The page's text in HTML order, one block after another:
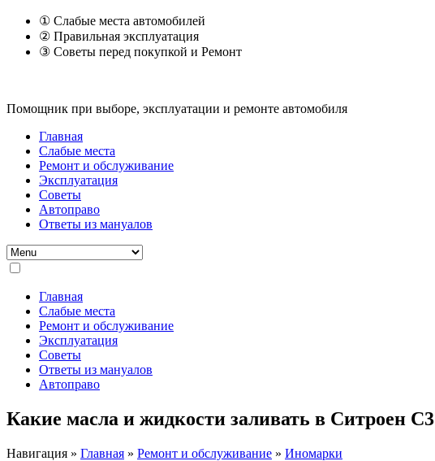
① Слабые места автомобилей
② Правильная эксплуатация
③ Советы перед покупкой и Ремонт
Помощник при выборе, эксплуатации и ремонте автомобиля
Главная
Слабые места
Ремонт и обслуживание
Эксплуатация
Советы
Автоправо
Ответы из мануалов
Главная
Слабые места
Ремонт и обслуживание
Эксплуатация
Советы
Ответы из мануалов
Автоправо
Какие масла и жидкости заливать в Ситроен С3
Навигация » Главная » Ремонт и обслуживание » Иномарки